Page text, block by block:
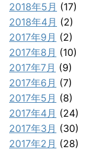
2018年5月 (17)
2018年4月 (2)
2017年9月 (2)
2017年8月 (10)
2017年7月 (9)
2017年6月 (7)
2017年5月 (8)
2017年4月 (24)
2017年3月 (30)
2017年2月 (28)